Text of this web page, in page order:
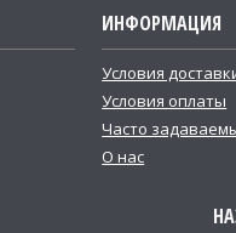
ИНФОРМАЦИЯ
Условия
Условия оплаты
Часто
О нас